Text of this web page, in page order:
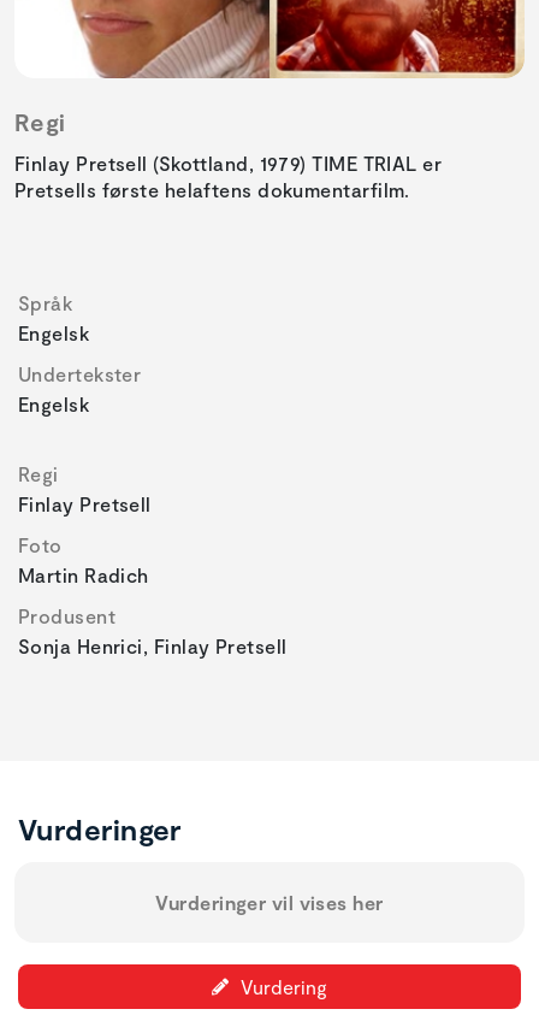
Regi
Finlay Pretsell (Skottland, 1979) TIME TRIAL er
Pretsells første helaftens dokumentarfilm.
Språk
Engelsk
Undertekster
Engelsk
Regi
Finlay Pretsell
Foto
Martin Radich
Produsent
Sonja Henrici, Finlay Pretsell
Vurderinger
Vurderinger vil vises her
Vurdering